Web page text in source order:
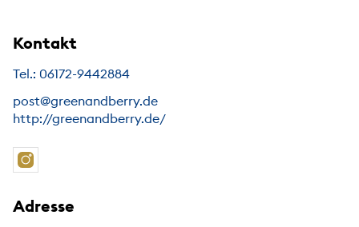
Kontakt
Tel.: 06172-9442884
post@greenandberry.de
http://greenandberry.de/
Adresse